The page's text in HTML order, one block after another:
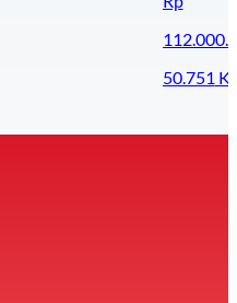
50.751